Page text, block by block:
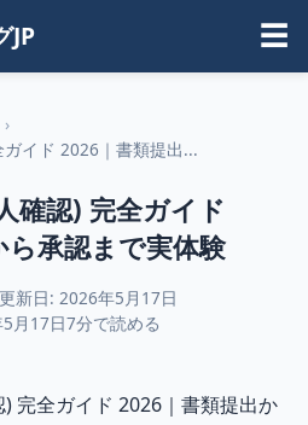
JP ☰
ガイド 2026｜書類提出...
確認) 完全ガイド
承認まで実体験
新日: 2026年5月17日
月17日7分で読める